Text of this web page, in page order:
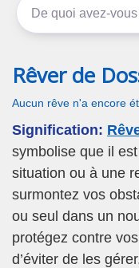
Rêver de
Aucun rêve n'a encore
Signification:
symbolise que il
situation ou à une
surmontez vos
ou seul dans un
protégez contre
d’éviter de les